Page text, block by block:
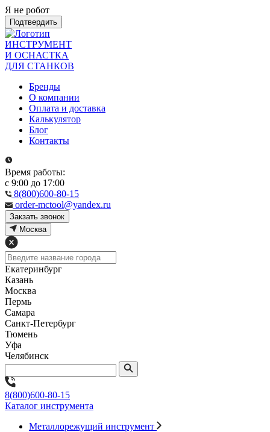
Я не робот
Подтвердить
ИНСТРУМЕНТ
И ОСНАСТКА
ДЛЯ СТАНКОВ
Бренды
О компании
Оплата и доставка
Калькулятор
Блог
Контакты
Время работы:
с 9:00 до 17:00
8(800)600-80-15
order-mctool@yandex.ru
Закзать звонок
Москва
Екатеринбург
Казань
Москва
Пермь
Самара
Санкт-Петербург
Тюмень
Уфа
Челябинск
8(800)600-80-15
Каталог инструмента
Металлорежущий инструмент